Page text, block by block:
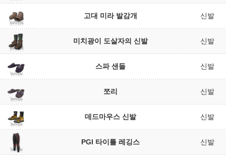
고대 미라 발감개 신발
미치광이 도살자의 신발 신발
스파 샌들 신발
쪼리 신발
데드마우스 신발 신발
PGI 타이틀 레깅스 신발